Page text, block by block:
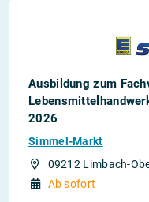
Ausbildung zum
2026
Simmel-Markt
09212 Limbach-
Ab sofort